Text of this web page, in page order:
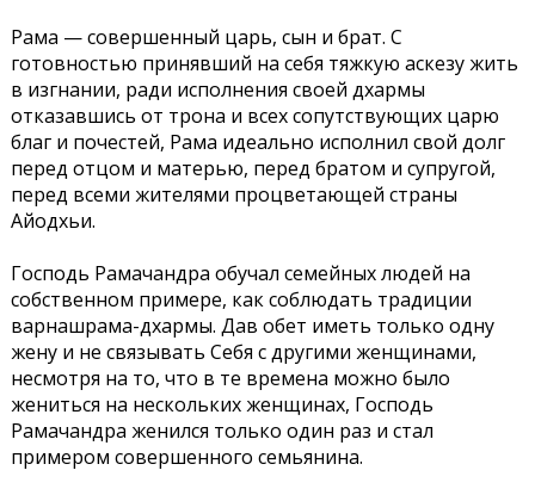
Рама — совершенный царь, сын и брат. С
готовностью принявший на себя тяжкую аскезу жить
в изгнании, ради исполнения своей дхармы
отказавшись от трона и всех сопутствующих царю
благ и почестей, Рама идеально исполнил свой долг
перед отцом и матерью, перед братом и супругой,
перед всеми жителями процветающей страны
Айодхьи.
Господь Рамачандра обучал семейных людей на
собственном примере, как соблюдать традиции
варнашрама-дхармы. Дав обет иметь только одну
жену и не связывать Себя с другими женщинами,
несмотря на то, что в те времена можно было
жениться на нескольких женщинах, Господь
Рамачандра женился только один раз и стал
примером совершенного семьянина.